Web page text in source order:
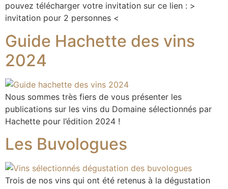
pouvez télécharger votre invitation sur ce lien : >
invitation pour 2 personnes <
Guide Hachette des vins
2024
Nous sommes très fiers de vous présenter les
publications sur les vins du Domaine sélectionnés par
Hachette pour l’édition 2024 !
Les Buvologues
Trois de nos vins qui ont été retenus à la dégustation